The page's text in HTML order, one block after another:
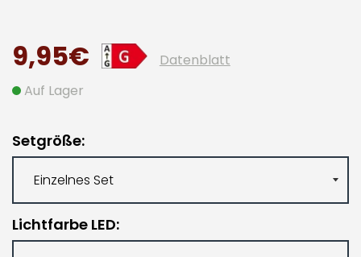
9,95€
Datenblatt
Auf Lager
Setgröße
Lichtfarbe LED